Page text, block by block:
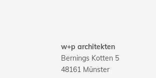
w+p architekten
Bernings Kotten 5
48161 Münster